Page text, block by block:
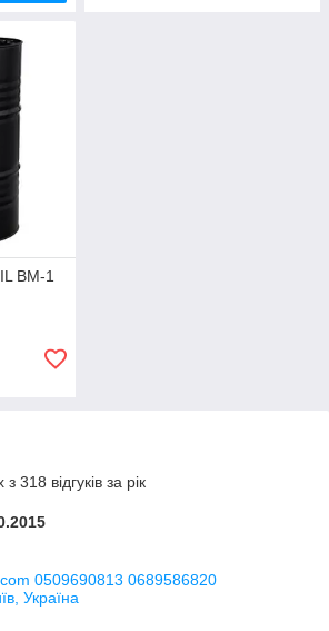
ВМ-1
318 відгуків за рік
0509690813 0689586820
Україна